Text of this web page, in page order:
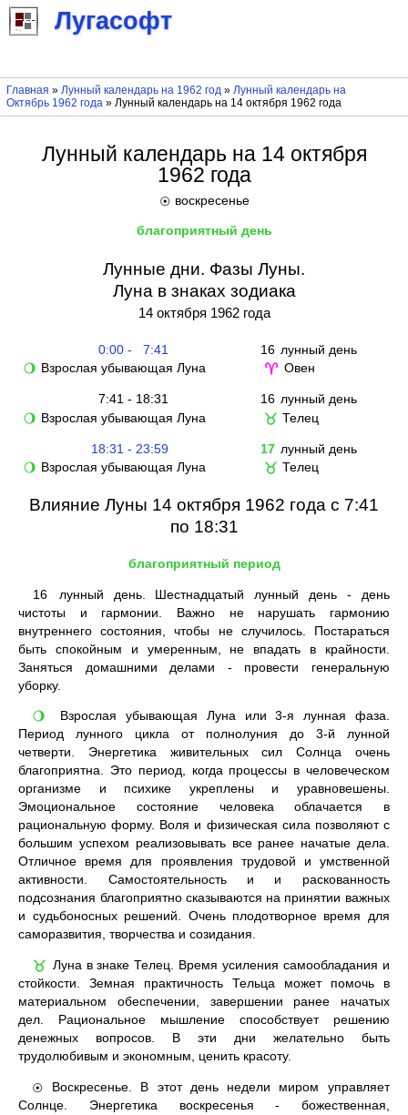
Лугасофт
Главная » Лунный календарь на 1962 год» Лунный календарь на
Октябрь 1962 года» Лунный календарь на 14 октября 1962 года
Лунный календарь на 14 октября
1962 года
☉ воскресенье
благоприятный день
Лунные дни. Фазы Луны.
Луна в знаках зодиака
14 октября 1962 года
0:00 - 7:41 16 лунный день
🌖 Взрослая убывающая Луна ♈ Овен
7:41 - 18:31 16 лунный день
🌖 Взрослая убывающая Луна ♉ Телец
18:31 - 23:59 17 лунный день
🌖 Взрослая убывающая Луна ♉ Телец
Влияние Луны 14 октября 1962 года с 7:41
по 18:31
благоприятный период
16
лунный день. Шестнадцатый лунный день - день
чистоты и гармонии. Важно не нарушать гармонию
внутреннего состояния, чтобы не случилось. Постараться
быть спокойным и умеренным, не впадать в крайности.
Заняться домашними делами - провести генеральную
уборку.
🌖
Взрослая убывающая Луна или 3-я лунная фаза.
Период лунного цикла от полнолуния до 3-й лунной
четверти. Энергетика живительных сил Солнца очень
благоприятна. Это период, когда процессы в человеческом
организме и психике укреплены и уравновешены.
Эмоциональное состояние человека облачается в
рациональную форму. Воля и физическая сила позволяют с
большим успехом реализовывать все ранее начатые дела.
Отличное время для проявления трудовой и умственной
активности. Самостоятельность и и раскованность
подсознания благоприятно сказываются на принятии важных
и судьбоносных решений. Очень плодотворное время для
саморазвития, творчества и созидания.
♉
Луна в знаке Телец. Время усиления самообладания и
стойкости. Земная практичность Тельца может помочь в
материальном обеспечении, завершении ранее начатых
дел. Рациональное мышление способствует решению
денежных вопросов. В эти дни желательно быть
трудолюбивым и экономным, ценить красоту.
☉
Воскресенье. В этот день недели миром управляет
Солнце. Энергетика воскресенья - божественная,